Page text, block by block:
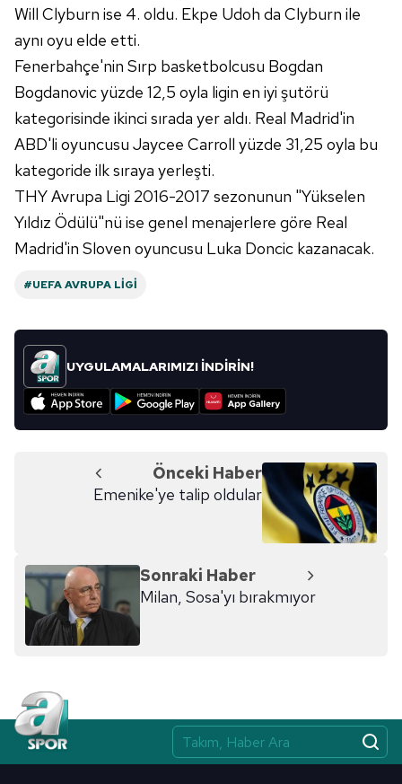
toplumu hizmetlerinin sunulması amacıyla
kullanılmaktadır. Diğer çerezler, sitemizin daha işlevsel
kılınması ve kişiselleştirilmesi ve sizlere yönelik
reklam/pazarlama faaliyetlerinin yapılması, amaçlarıyla
sınırlı olarak açık rızanız dahilinde kullanılacaktır.
Çerezlere ilişkin tercihlerinizi aşağıda yer alan panel
vasıtasıyla belirleyebilirsiniz. Çerezlere ilişkin detaylı bilgi
için Ayarlar butonuna tıklayabilir,
Metnimiziziyaret edebilirsiniz.
6698 sayılı Kişisel Verilerin Korunması Kanunu uyarınca
ilgili mevzuata uygun olarak kullanılan çerezlerle ilgili bilgi
Will Clyburn ise 4. oldu. Ekpe Udoh da Clyburn ile
aynı oyu elde etti.
Fenerbahçe'nin Sırp basketbolcusu Bogdan
Bogdanovic yüzde 12,5 oyla ligin en iyi şutörü
kategorisinde ikinci sırada yer aldı. Real Madrid'in
ABD'li oyuncusu Jaycee Carroll yüzde 31,25 oyla bu
kategoride ilk sıraya yerleşti.
THY Avrupa Ligi 2016-2017 sezonunun "Yükselen
Yıldız Ödülü"nü ise genel menajerlere göre Real
Madrid'in Sloven oyuncusu Luka Doncic kazanacak.
#UEFA AVRUPA LIGI
UYGULAMALARIMIZI İNDİRİN!
Önceki Haber
Emenike'ye talip oldular
Sonraki Haber
Milan, Sosa'yı bırakmıyor